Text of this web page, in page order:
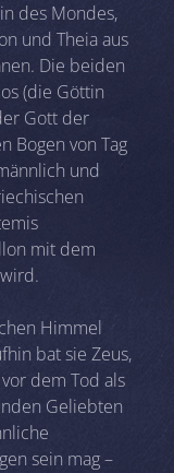
des Mondes,
und Theia aus
Die beiden
(die Göttin
Gott der
Bogen von Tag
und
mit dem
Himmel
bat sie Zeus,
dem Tod als
Geliebten
sein mag –